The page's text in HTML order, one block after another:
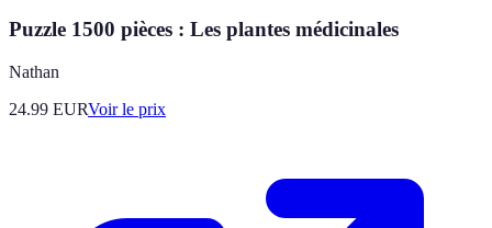
Puzzle 1500 pièces : Les plantes médicinales
Nathan
24.99 EURVoir le prix